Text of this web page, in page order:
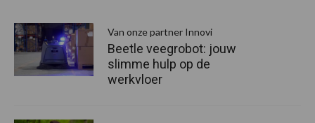
Van onze partner Innovi
Beetle veegrobot: jouw
slimme hulp op de
werkvloer